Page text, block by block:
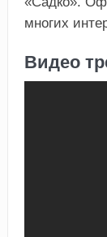
многих
Видео